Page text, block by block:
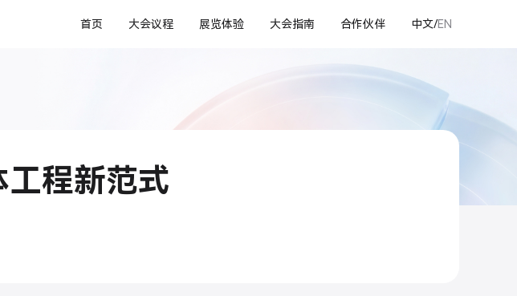
首页 大会议程 展览体验 大会指南 合作伙伴 中文/EN
程新范式